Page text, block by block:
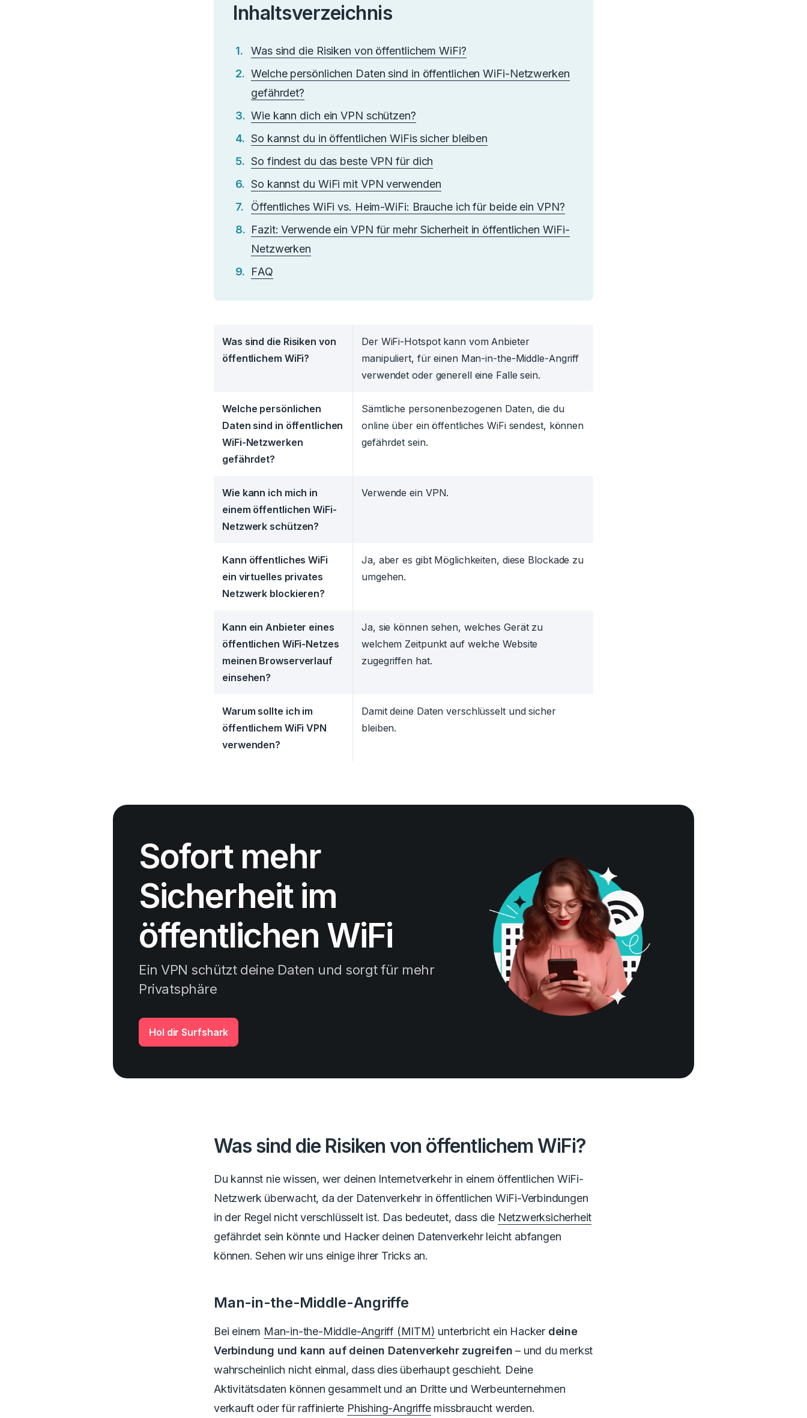
Inhaltsverzeichnis
Was sind die Risiken von öffentlichem WiFi?
Welche persönlichen Daten sind in öffentlichen WiFi-Netzwerken
gefährdet?
Wie kann dich ein VPN schützen?
So kannst du in öffentlichen WiFis sicher bleiben
So findest du das beste VPN für dich
So kannst du WiFi mit VPN verwenden
Öffentliches WiFi vs. Heim-WiFi: Brauche ich für beide ein VPN?
Fazit: Verwende ein VPN für mehr Sicherheit in öffentlichen WiFi-
Netzwerken
FAQ
Was sind die Risiken von
öffentlichem WiFi?
Der WiFi-Hotspot kann vom Anbieter
manipuliert, für einen Man-in-the-Middle-Angriff
verwendet oder generell eine Falle sein.
Welche persönlichen
Daten sind in öffentlichen
WiFi-Netzwerken
gefährdet?
Sämtliche personenbezogenen Daten, die du
online über ein öffentliches WiFi sendest, können
gefährdet sein.
Wie kann ich mich in
einem öffentlichen WiFi-
Netzwerk schützen?
Verwende ein VPN.
Kann öffentliches WiFi
ein virtuelles privates
Netzwerk blockieren?
Ja, aber es gibt Möglichkeiten, diese Blockade zu
umgehen.
Kann ein Anbieter eines
öffentlichen WiFi-Netzes
meinen Browserverlauf
einsehen?
Ja, sie können sehen, welches Gerät zu
welchem Zeitpunkt auf welche Website
zugegriffen hat.
Warum sollte ich im
öffentlichem WiFi VPN
verwenden?
Damit deine Daten verschlüsselt und sicher
bleiben.
Sofort mehr
Sicherheit im
öffentlichen WiFi
Ein VPN schützt deine Daten und sorgt für mehr
Privatsphäre
Hol dir Surfshark
Was sind die Risiken von öffentlichem WiFi?
Du kannst nie wissen, wer deinen Internetverkehr in einem öffentlichen WiFi-
Netzwerk überwacht, da der Datenverkehr in öffentlichen WiFi-Verbindungen
in der Regel nicht verschlüsselt ist. Das bedeutet, dass die Netzwerksicherheit
gefährdet sein könnte und Hacker deinen Datenverkehr leicht abfangen
können. Sehen wir uns einige ihrer Tricks an.
Man-in-the-Middle-Angriffe
Bei einem Man-in-the-Middle-Angriff (MITM) unterbricht ein Hacker deine
Verbindung und kann auf deinen Datenverkehr zugreifen – und du merkst
wahrscheinlich nicht einmal, dass dies überhaupt geschieht. Deine
Aktivitätsdaten können gesammelt und an Dritte und Werbeunternehmen
verkauft oder für raffinierte Phishing-Angriffemissbraucht werden.